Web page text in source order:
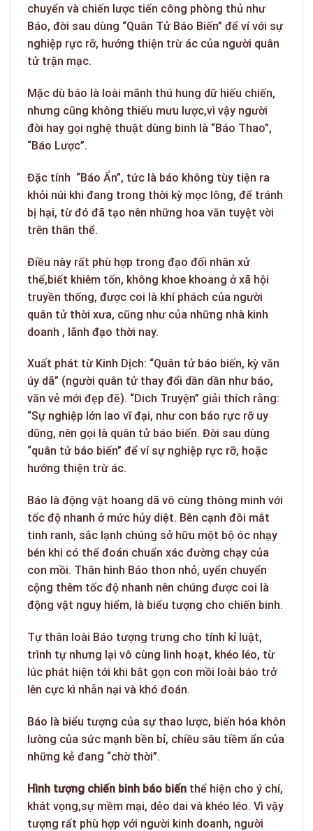
chuyển và chiến lược tiến công phòng thủ như
Báo, đời sau dùng “Quân Tử Báo Biến” để ví với sự
nghiệp rực rỡ, hướng thiện trừ ác của người quân
tử trận mạc.
Mặc dù báo là loài mãnh thú hung dữ hiếu chiến,
nhưng cũng không thiếu mưu lược,vì vậy người
đời hay gọi nghệ thuật dùng binh là “Báo Thao”,
“Báo Lược”.
Đặc tính “Báo Ẩn”, tức là báo không tùy tiện ra
khỏi núi khi đang trong thời kỳ mọc lông, để tránh
bị hại, từ đó đã tạo nên những hoa văn tuyệt vời
trên thân thể.
Điều này rất phù hợp trong đạo đối nhân xử
thế,biết khiêm tốn, không khoe khoang ở xã hội
truyền thống, được coi là khí phách của người
quân tử thời xưa, cũng như của những nhà kinh
doanh , lãnh đạo thời nay.
Xuất phát từ Kinh Dịch: “Quân tử báo biến, kỳ văn
úy dã” (người quân tử thay đổi dần dần như báo,
văn vẻ mới đẹp đẽ). “Dich Truyện” giải thích rằng:
“Sự nghiệp lớn lao vĩ đại, như con báo rực rỡ uy
dũng, nên gọi là quân tử báo biến. Đời sau dùng
“quân tử báo biến” để ví sự nghiệp rực rỡ, hoặc
hướng thiện trừ ác.
Báo là động vật hoang dã vô cùng thông minh với
tốc độ nhanh ở mức hủy diệt. Bên cạnh đôi mắt
tinh ranh, sắc lạnh chúng sở hữu một bộ óc nhạy
bén khi có thể đoán chuẩn xác đường chạy của
con mồi. Thân hình Báo thon nhỏ, uyển chuyển
cộng thêm tốc độ nhanh nên chúng được coi là
động vật nguy hiểm, là biểu tượng cho chiến binh.
Tự thân loài Báo tượng trưng cho tính kỉ luật,
trình tự nhưng lại vô cùng linh hoạt, khéo léo, từ
lúc phát hiện tới khi bắt gọn con mồi loài báo trở
lên cực kì nhẫn nại và khó đoán.
Báo là biểu tượng của sự thao lược, biến hóa khôn
lường của sức mạnh bền bỉ, chiều sâu tiềm ẩn của
những kẻ đang “chờ thời”.
Hình tượng chiến binh báo biến thể hiện cho ý chí,
khát vọng,sự mềm mại, dẻo dai và khéo léo. Vì vậy
tượng rất phù hợp với người kinh doanh, người